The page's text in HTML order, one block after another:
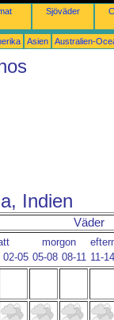
Sjöväder
Asien Australien-
Indien
Väder
morgon
02-05 05-08 08-11 11-14